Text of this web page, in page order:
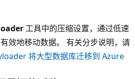
工具中的压缩设置，通过低速
效地移动数据。 有关分步说明，请
将大型数据库迁移到 Azure